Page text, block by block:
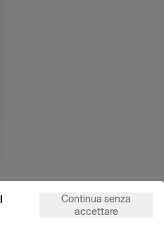
Continua senza
accettare